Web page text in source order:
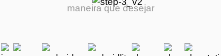
maneira que desejar